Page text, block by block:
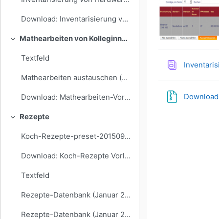
Download: Inventarisierung von Hardware-preset-20160701 1146
Einklappen Mathearbeiten von Kolleginnen und Kollegen
Textfeld
Mathearbeiten austauschen (ausprobieren)
Download: Mathearbeiten-Vorlage
Einklappen
Rezepte
Koch-Rezepte-preset-20150912 1236
Download: Koch-Rezepte Vorlage 20150912
Textfeld
Rezepte-Datenbank (Januar 2022)
Rezepte-Datenbank (Januar 2022)